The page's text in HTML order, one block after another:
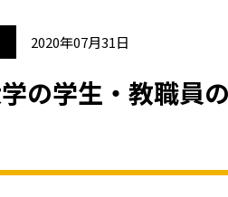
2020年07月31日
学の学生・教職